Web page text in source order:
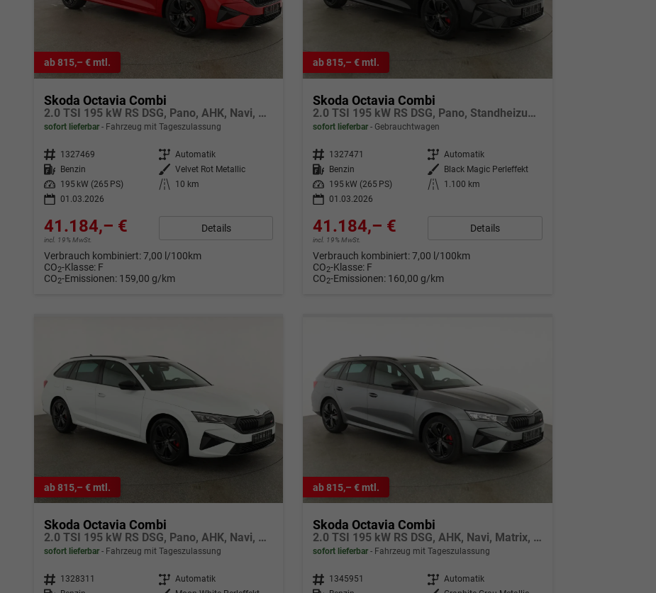
ab 815,– € mtl.
Skoda Octavia Combi
2.0 TSI 195 kW RS DSG, Pano, AHK, Navi, Matrix, Side, Winter, 5 J.-Garantie
sofort lieferbar Fahrzeug mit Tageszulassung
Fahrzeugnr. 1327469 Getriebe Automatik
Kraftstoff Benzin Außenfarbe Velvet Rot Metallic
Leistung
195 kW (265 PS) Kilometerstand
10 km
01.03.2026
41.184,– €
incl. 19% MwSt.
Details
Verbrauch kombiniert:7,00 l/100km
CO2-Klasse: F
CO2-Emissionen: 159,00 g/km
ab 815,– € mtl.
Skoda Octavia Combi
2.0 TSI 195 kW RS DSG, Pano, Standheizung, AHK, Navi, Matrix, Canton, Side, Winter, 5 J.-Garantie
sofort lieferbar Gebrauchtwagen
Fahrzeugnr. 1327471 Getriebe Automatik
Kraftstoff Benzin Außenfarbe
Black Magic Perleffekt
Leistung
195 kW (265 PS) Kilometerstand
1.100 km
01.03.2026
41.184,– €
incl. 19% MwSt.
Details
Verbrauch kombiniert:7,00 l/100km
CO2-Klasse: F
CO2-Emissionen: 160,00 g/km
ab 815,– € mtl.
Skoda Octavia Combi
2.0 TSI 195 kW RS DSG, Pano, AHK, Navi, Matrix, Side, Winter, 5 J.-Garantie
sofort lieferbar Fahrzeug mit Tageszulassung
Fahrzeugnr. 1328311 Getriebe Automatik
ab 815,– € mtl.
Skoda Octavia Combi
2.0 TSI 195 kW RS DSG, AHK, Navi, Matrix, Canton, Side, Winter, 5 J.-Garantie
sofort lieferbar Fahrzeug mit Tageszulassung
Fahrzeugnr. 1345951 Getriebe Automatik